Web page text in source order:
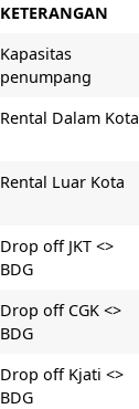
KETERANGAN
Kapasitas
penumpang
Rental Dalam Kota
Rental Luar Kota
Drop off JKT <>
BDG
Drop off CGK <>
BDG
Drop off Kjati <>
BDG